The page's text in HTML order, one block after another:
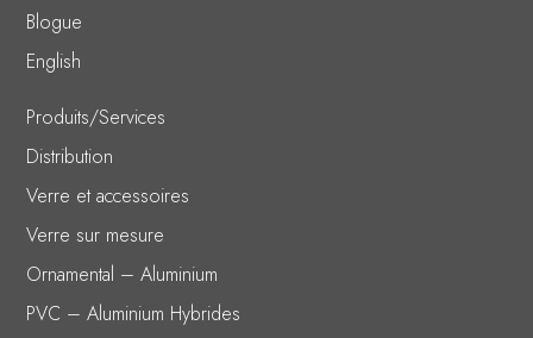
Blogue
English
Produits/Services
Distribution
Verre et accessoires
Verre sur mesure
Ornamental – Aluminium
PVC – Aluminium Hybrides